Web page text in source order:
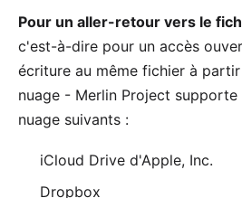
Pour un aller-retour vers le
c'est-à-dire pour un accès
écriture au même fichier à
nuage - Merlin Project supporte
nuage suivants :
iCloud Drive d'Apple, Inc.
Dropbox